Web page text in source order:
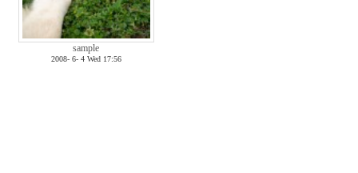
sample
2008- 6- 4 Wed 17:56